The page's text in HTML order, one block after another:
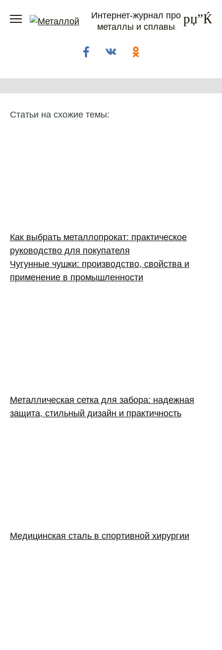
Интернет-журнал про
металлы и сплавы
Статьи на схожие темы:
Как выбрать металлопрокат: практическое
руководство для покупателя
Чугунные чушки: производство, свойства и
применение в промышленности
Металлическая сетка для забора: надежная
защита, стильный дизайн и практичность
Медицинская сталь в спортивной хирургии